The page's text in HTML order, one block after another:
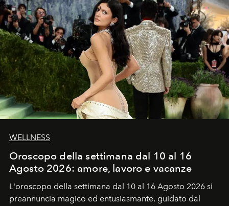
WELLNESS
Oroscopo della settimana dal 10 al 16
Agosto 2026: amore, lavoro e vacanze
L'oroscopo della settimana dal 10 al 16 Agosto 2026 si
preannuncia magico ed entusiasmante, guidato dal